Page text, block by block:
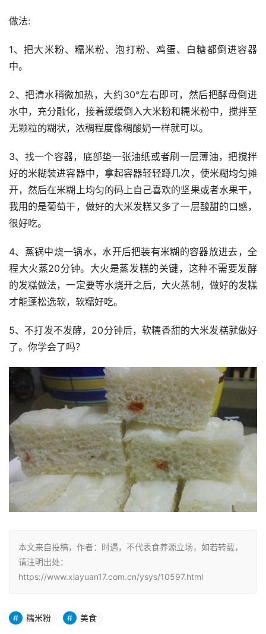
做法:
1、把大米粉、糯米粉、泡打粉、鸡蛋、白糖都倒进容器
中。
2、把清水稍微加热，大约30°左右即可，然后把酵母倒进
水中，充分融化，接着缓缓倒入大米粉和糯米粉中，搅拌至
无颗粒的糊状，浓稠程度像稠酸奶一样就可以。
3、找一个容器，底部垫一张油纸或者刷一层薄油，把搅拌
好的米糊装进容器中，拿起容器轻轻蹲几次，使米糊均匀摊
开，然后在米糊上均匀的码上自己喜欢的坚果或者水果干，
我用的是葡萄干，做好的大米发糕又多了一层酸甜的口感，
很好吃。
4、蒸锅中烧一锅水，水开后把装有米糊的容器放进去，全
程大火蒸20分钟。大火是蒸发糕的关键，这种不需要发酵
的发糕做法，一定要等水烧开之后，大火蒸制，做好的发糕
才能蓬松选软，软糯好吃。
5、不打发不发酵，20分钟后，软糯香甜的大米发糕就做好
了。你学会了吗？
本文来自投稿，作者：时遇，不代表食养源立场，如若转载，
请注明出处：
https://www.xiayuan17.com.cn/ysys/10597.html
糯米粉 美食